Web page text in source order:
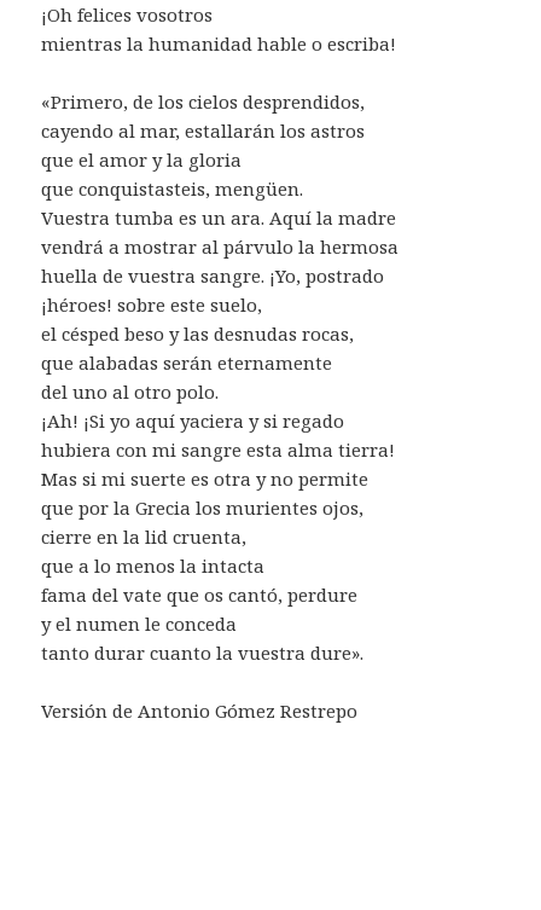
¡Oh felices vosotros
mientras la humanidad hable o escriba!
«Primero, de los cielos desprendidos,
cayendo al mar, estallarán los astros
que el amor y la gloria
que conquistasteis, mengüen.
Vuestra tumba es un ara. Aquí la madre
vendrá a mostrar al párvulo la hermosa
huella de vuestra sangre. ¡Yo, postrado
¡héroes! sobre este suelo,
el césped beso y las desnudas rocas,
que alabadas serán eternamente
del uno al otro polo.
¡Ah! ¡Si yo aquí yaciera y si regado
hubiera con mi sangre esta alma tierra!
Mas si mi suerte es otra y no permite
que por la Grecia los murientes ojos,
cierre en la lid cruenta,
que a lo menos la intacta
fama del vate que os cantó, perdure
y el numen le conceda
tanto durar cuanto la vuestra dure».
Versión de Antonio Gómez Restrepo